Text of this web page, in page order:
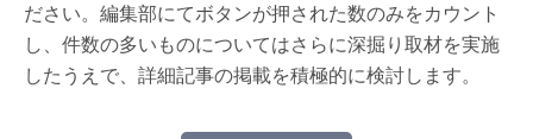
ださい。編集部にてボタンが押された数のみをカウント
し、件数の多いものについてはさらに深掘り取材を実施
したうえで、詳細記事の掲載を積極的に検討します。